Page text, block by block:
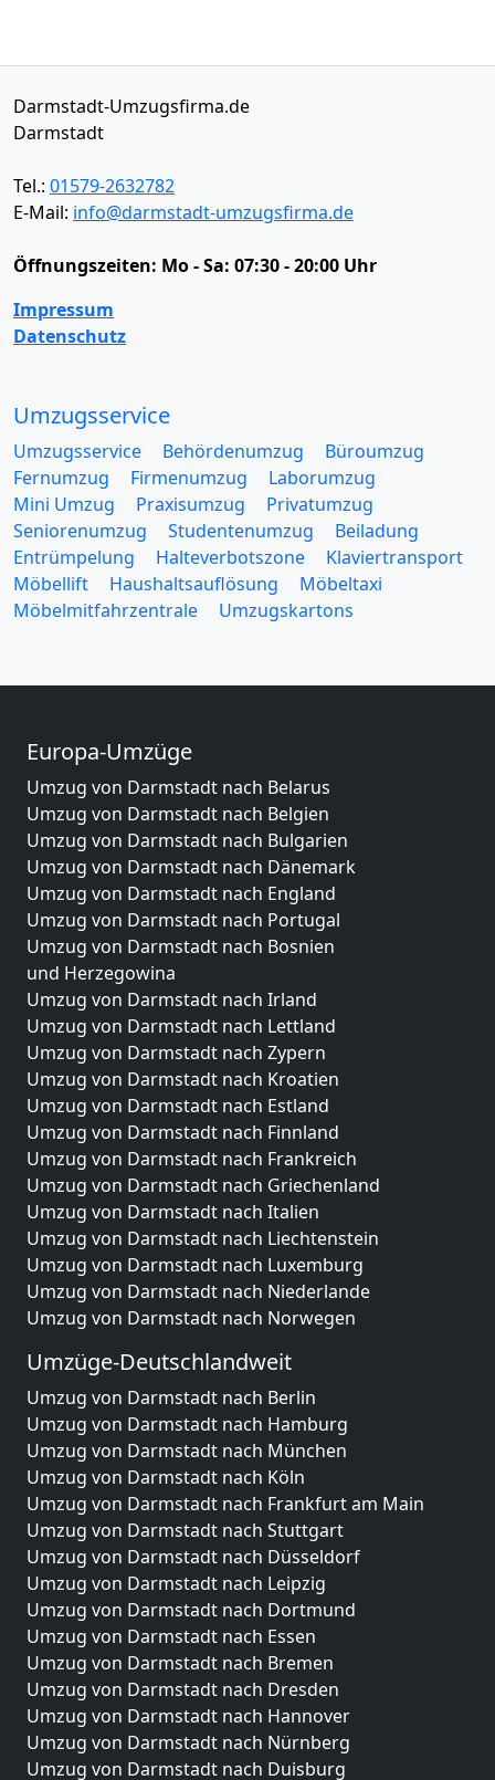
Darmstadt-Umzugsfirma.de
Darmstadt
Tel.: 01579-2632782
E-Mail: info@darmstadt-umzugsfirma.de
Öffnungszeiten: Mo - Sa: 07:30 - 20:00 Uhr
Impressum
Datenschutz
Umzugsservice
Umzugsservice Behördenumzug
Büroumzug
Fernumzug
Firmenumzug
Laborumzug
Mini Umzug
Praxisumzug
Privatumzug
Seniorenumzug
Studentenumzug
Beiladung
Entrümpelung
Halteverbotszone
Klaviertransport
Möbellift
Haushaltsauflösung
Möbeltaxi
Möbelmitfahrzentrale
Umzugskartons
Europa-Umzüge
Umzug von Darmstadt nach Belarus
Umzug von Darmstadt nach Belgien
Umzug von Darmstadt nach Bulgarien
Umzug von Darmstadt nach Dänemark
Umzug von Darmstadt nach England
Umzug von Darmstadt nach Portugal
Umzug von Darmstadt nach Bosnien
und Herzegowina
Umzug von Darmstadt nach Irland
Umzug von Darmstadt nach Lettland
Umzug von Darmstadt nach Zypern
Umzug von Darmstadt nach Kroatien
Umzug von Darmstadt nach Estland
Umzug von Darmstadt nach Finnland
Umzug von Darmstadt nach Frankreich
Umzug von Darmstadt nach Griechenland
Umzug von Darmstadt nach Italien
Umzug von Darmstadt nach Liechtenstein
Umzug von Darmstadt nach Luxemburg
Umzug von Darmstadt nach Niederlande
Umzug von Darmstadt nach Norwegen
Umzüge-Deutschlandweit
Umzug von Darmstadt nach Berlin
Umzug von Darmstadt nach Hamburg
Umzug von Darmstadt nach München
Umzug von Darmstadt nach Köln
Umzug von Darmstadt nach Frankfurt am Main
Umzug von Darmstadt nach Stuttgart
Umzug von Darmstadt nach Düsseldorf
Umzug von Darmstadt nach Leipzig
Umzug von Darmstadt nach Dortmund
Umzug von Darmstadt nach Essen
Umzug von Darmstadt nach Bremen
Umzug von Darmstadt nach Dresden
Umzug von Darmstadt nach Hannover
Umzug von Darmstadt nach Nürnberg
Umzug von Darmstadt nach Duisburg